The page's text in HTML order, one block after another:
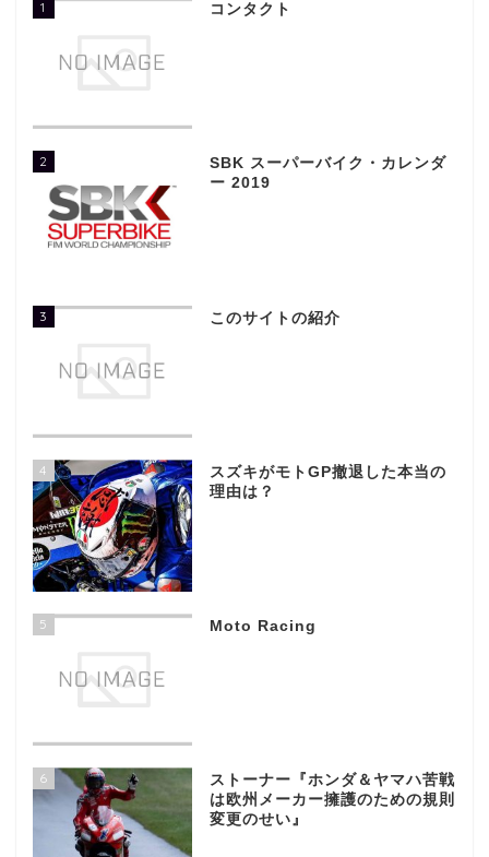
1 コンタクト
2
SBK スーパーバイク・カレンダ
ー 2019
3 このサイトの紹介
4
スズキがモトGP撤退した本当の
理由は？
5 Moto Racing
6
ストーナー『ホンダ＆ヤマハ苦戦
は欧州メーカー擁護のための規則
変更のせい』